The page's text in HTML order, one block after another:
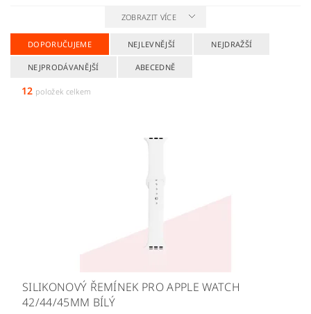
ZOBRAZIT VÍCE
DOPORUČUJEME NEJLEVNĚJŠÍ NEJDRAŽŠÍ
NEJPRODÁVANĚJŠÍ ABECEDNĚ
12 položek celkem
SILIKONOVÝ ŘEMÍNEK PRO APPLE WATCH
42/44/45MM BÍLÝ